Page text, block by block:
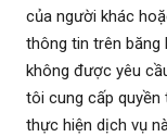
của người khác
thông tin trên
không được yêu
tôi cung cấp
thực hiện dịch vụ